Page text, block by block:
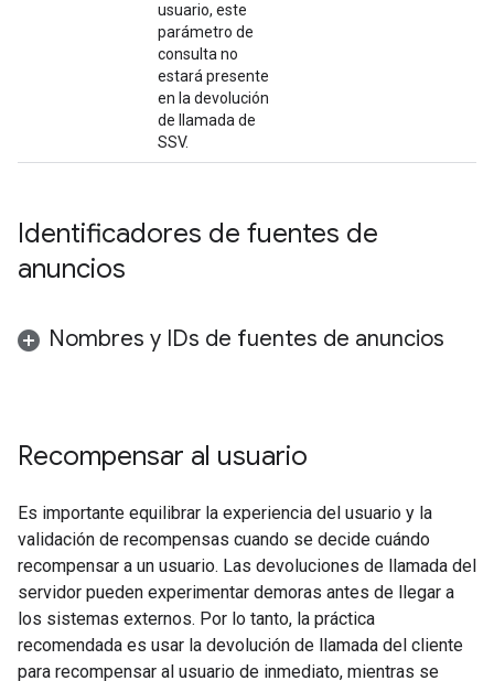
usuario, este
parámetro de
consulta no
estará presente
en la devolución
de llamada de
SSV.
Identificadores de fuentes de
anuncios
Nombres y IDs de fuentes de anuncios
Recompensar al usuario
Es importante equilibrar la experiencia del usuario y la
validación de recompensas cuando se decide cuándo
recompensar a un usuario. Las devoluciones de llamada del
servidor pueden experimentar demoras antes de llegar a
los sistemas externos. Por lo tanto, la práctica
recomendada es usar la devolución de llamada del cliente
para recompensar al usuario de inmediato, mientras se